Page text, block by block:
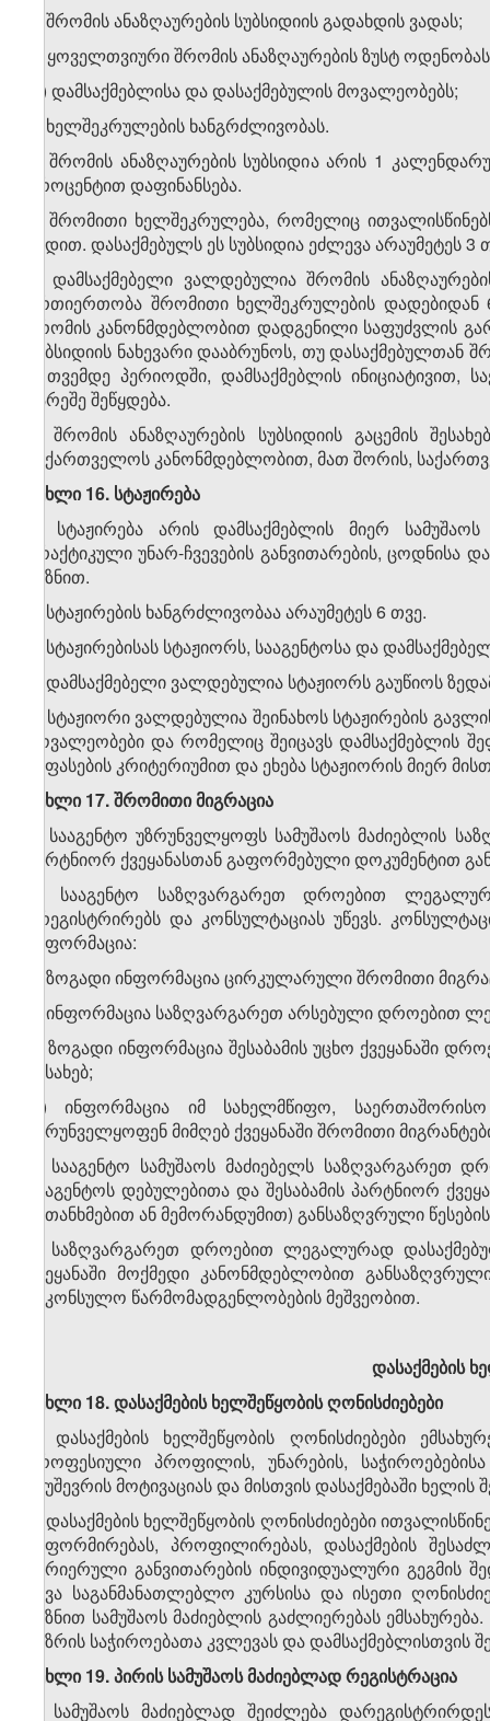
ბ) შრომის ანაზღაურების სუბსიდიის გადახდის ვადას;
გ) ყოველთვიური შრომის ანაზღაურების ზუსტ
დ) დამსაქმებლისა და დასაქმებულის მოვალეობებს;
ე) ხელშეკრულების ხანგრძლივობას.
4. შრომის ანაზღაურების სუბსიდია არის 1
პროცენტით დაფინანსება.
5. შრომითი ხელშეკრულება, რომელიც
ვადით. დასაქმებულს ეს სუბსიდია ეძლევა არაუმეტეს 3
6. დამსაქმებელი ვალდებულია შრომის
ურთიერთობა შრომითი ხელშეკრულების დადებიდან
შრომის კანონმდებლობით დადგენილი საფუძვლის
სუბსიდიის ნახევარი დააბრუნოს, თუ
9 თვემდე პერიოდში, დამსაქმებლის
გარეშე შეწყდება.
7. შრომის ანაზღაურების სუბსიდიის გაცემის
საქართველოს კანონმდებლობით, მათ შორის,
მუხლი 16. სტაჟირება
1. სტაჟირება არის დამსაქმებლის მიერ
პრაქტიკული უნარ-ჩვევების განვითარების, ცოდნისა
მიზნით.
2. სტაჟირების ხანგრძლივობაა არაუმეტეს 6 თვე.
3. სტაჟირებისას სტაჟიორს, სააგენტოსა და
4. დამსაქმებელი ვალდებულია სტაჟიორს გაუწიოს
5. სტაჟიორი ვალდებულია შეინახოს სტაჟირების
მოვალეობები და რომელიც შეიცავს დამსაქმებლის
შეფასების კრიტერიუმით და ეხება სტაჟიორის მიერ
მუხლი 17. შრომითი მიგრაცია
1. სააგენტო უზრუნველყოფს სამუშაოს მაძიებლის
პარტნიორ ქვეყანასთან გაფორმებული დოკუმენტით
2. სააგენტო საზღვარგარეთ დროებით
არეგისტრირებს და კონსულტაციას უწევს.
ინფორმაცია:
ა) ზოგადი ინფორმაცია ცირკულარული შრომითი
ბ) ინფორმაცია საზღვარგარეთ არსებული დროებით
გ) ზოგადი ინფორმაცია შესაბამის უცხო ქვეყანაში
შესახებ;
დ) ინფორმაცია იმ სახელმწიფო,
უზრუნველყოფენ მიმღებ ქვეყანაში შრომითი
3. სააგენტო სამუშაოს მაძიებელს
სააგენტოს დებულებითა და შესაბამის პარტნიორ
შეთანხმებით ან მემორანდუმით) განსაზღვრული
4. საზღვარგარეთ დროებით ლეგალურად
ქვეყანაში მოქმედი კანონმდებლობით
საკონსულო წარმომადგენლობების მეშვეობით.
დასაქმების
მუხლი 18. დასაქმების ხელშეწყობის ღონისძიებები
1. დასაქმების ხელშეწყობის ღონისძიებები
პროფესიული პროფილის, უნარების,
უმუშევრის მოტივაციას და მისთვის დასაქმებაში ხელის
2. დასაქმების ხელშეწყობის ღონისძიებები
ინფორმირებას, პროფილირებას, დასაქმების
კარიერული განვითარების ინდივიდუალური გეგმის
სხვა საგანმანათლებლო კურსისა და ისეთი
მიზნით სამუშაოს მაძიებლის გაძლიერებას
ბაზრის საჭიროებათა კვლევას და დამსაქმებლისთვის
მუხლი 19. პირის სამუშაოს მაძიებლად რეგისტრაცია
1. სამუშაოს მაძიებლად შეიძლება